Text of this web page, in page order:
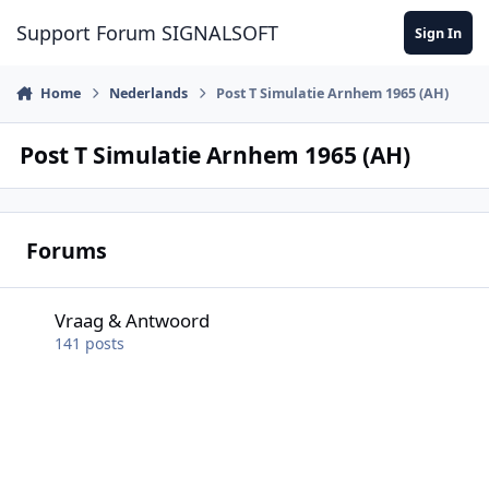
Support Forum SIGNALSOFT Sign In
Home Nederlands Post T Simulatie Arnhem 1965 (AH)
Post T Simulatie Arnhem 1965 (AH)
Forums
Vraag & Antwoord
141 posts